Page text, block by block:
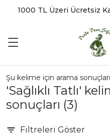
1000 TL Üzeri Ücretsiz
Şu kelime için arama
'Sağlıklı Tatlı'
sonuçları (3)
Filtreleri Göster